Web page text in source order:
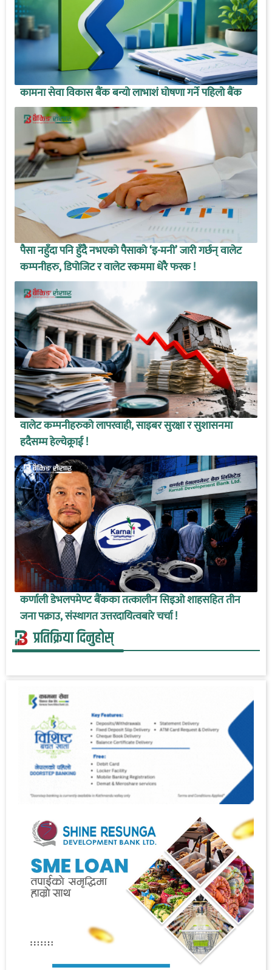
कामना सेवा विकास बैंक बन्यो लाभाशं घोषणा गर्ने पहिलो बैंक
पैसा नहुँदा पनि हुँदै नभएको पैसाको ‘इ-मनी’ जारी गर्छन् वालेट
कम्पनीहरु, डिपोजिट र वालेट रकममा धेरै फरक !
वालेट कम्पनीहरुको लापरवाही, साइबर सुरक्षा र सुशासनमा
हदैसम्म हेल्चेक्र्राई !
कर्णाली डेभलपमेण्ट बैंकका तत्कालीन सिइओ शाहसहित तीन
जना पक्राउ, संस्थागत उत्तरदायित्वबारे चर्चा !
प्रतिक्रिया दिनुहोस्